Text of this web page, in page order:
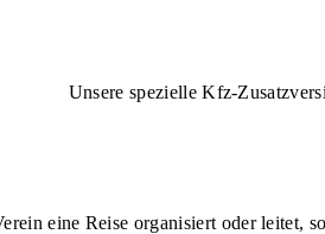
Unsere spezielle Kfz-
eine Reise organisiert oder leitet,